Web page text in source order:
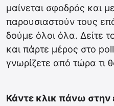
μαίνεται σφοδρός και
παρουσιαστούν τους
δούμε όλοι όλα. Δείτε
και πάρτε μέρος στο
γνωρίζετε από τώρα τι
Κάντε κλικ πάνω στην